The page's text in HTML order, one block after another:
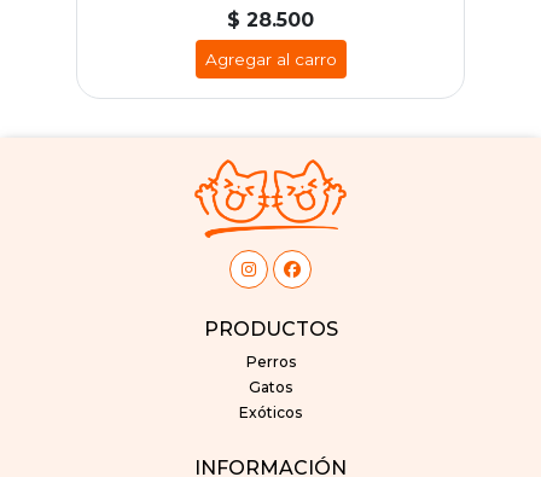
$ 28.500
Agregar al carro
PRODUCTOS
Perros
Gatos
Exóticos
INFORMACIÓN